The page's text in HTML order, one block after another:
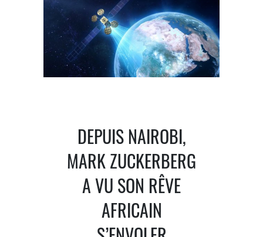
DEPUIS NAIROBI,
MARK ZUCKERBERG
A VU SON RÊVE
AFRICAIN